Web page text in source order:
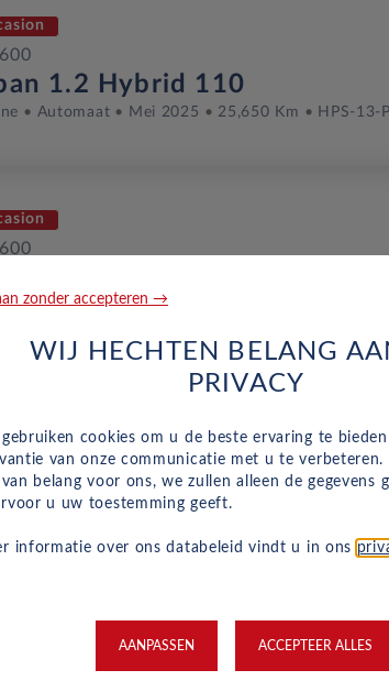
1.2 Hybrid 110
Automaat Mei 2025 25,650 Km HPS-13-P
Automaat Februari 2025
BEV 54KWH
Elektrisch Automaat 2026
1.2 Hybrid 110
zonder accepteren →
WIJ HECHTEN BELANG
PRIVACY
cookies om u de beste ervaring te
van onze communicatie met u te verbeteren.
belang voor ons, we zullen alleen de gegevens
u uw toestemming geeft.
informatie over ons databeleid vindt u in ons
AANPASSEN ACCEPTEER ALLES